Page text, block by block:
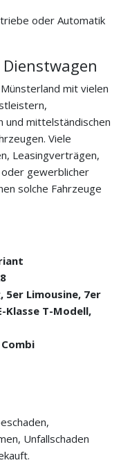
oder Automatik
mit vielen
und mittelständischen
Viele
Leasingverträgen,
gewerblicher
solche Fahrzeuge
5er Limousine, 7er
Klasse T-Modell,
Unfallschaden